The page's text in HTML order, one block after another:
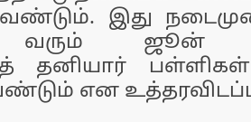
இது
வரும் ஜூன் 10-
தனியார்
என